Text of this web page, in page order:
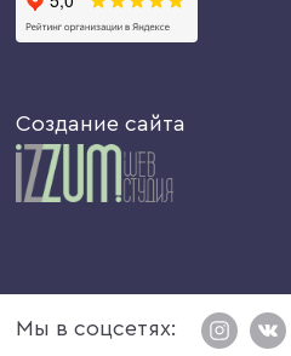
Создание сайта
Мы в соцсетях: